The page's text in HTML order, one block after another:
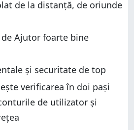
de la distanță, de oriunde
Ajutor foarte bine
și securitate de top
verificarea în doi pași
de utilizator și